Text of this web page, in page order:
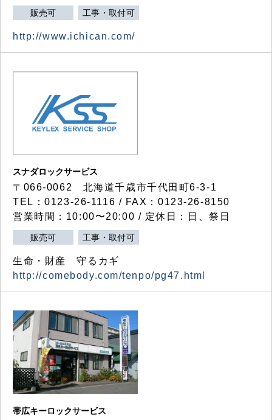
販売可 工事・取付可
http://www.ichican.com/
スナダロックサービス
〒066-0062 北海道千歳市千代田町6-3-1
TEL：0123-26-1116 / FAX：0123-26-8150
営業時間：10:00〜20:00 / 定休日：日、祭日
販売可 工事・取付可
生命・財産 守るカギ
http://comebody.com/tenpo/pg47.html
帯広キーロックサービス